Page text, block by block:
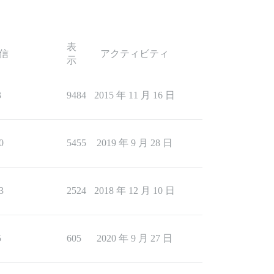
表
示
アクティビティ
9484 2015 年 11 月 16 日
5455 2019 年 9 月 28 日
2524 2018 年 12 月 10 日
605 2020 年 9 月 27 日